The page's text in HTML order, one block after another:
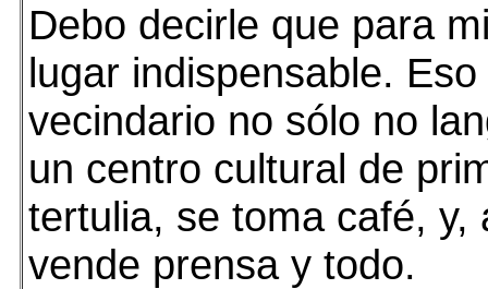
Debo decirle que para
lugar indispensable.
vecindario no sólo no
un centro cultural de
tertulia, se toma café, y,
vende prensa y todo.